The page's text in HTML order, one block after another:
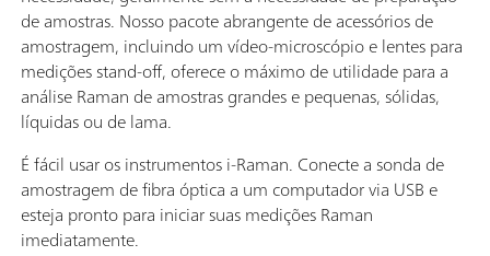
de amostras. Nosso pacote abrangente de acessórios de
amostragem, incluindo um vídeo-microscópio e lentes para
medições stand-off, oferece o máximo de utilidade para a
análise Raman de amostras grandes e pequenas, sólidas,
líquidas ou de lama.
É fácil usar os instrumentos i-Raman. Conecte a sonda de
amostragem de fibra óptica a um computador via USB e
esteja pronto para iniciar suas medições Raman
imediatamente.